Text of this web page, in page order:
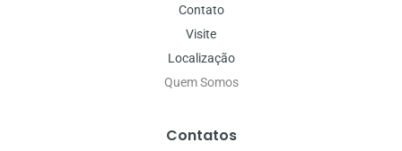
Contato
Visite
Localização
Quem Somos
Contatos